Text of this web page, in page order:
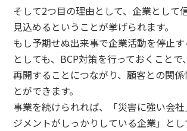
そして2つ目の理由として、企業として
見込めるということが挙げられます。
もし予期せぬ出来事で企業活動を停止
としても、BCP対策を行っておくことで
再開することにつながり、顧客との関
とができます。
事業を続けられれば、「災害に強い会
ジメントがしっかりしている企業」と